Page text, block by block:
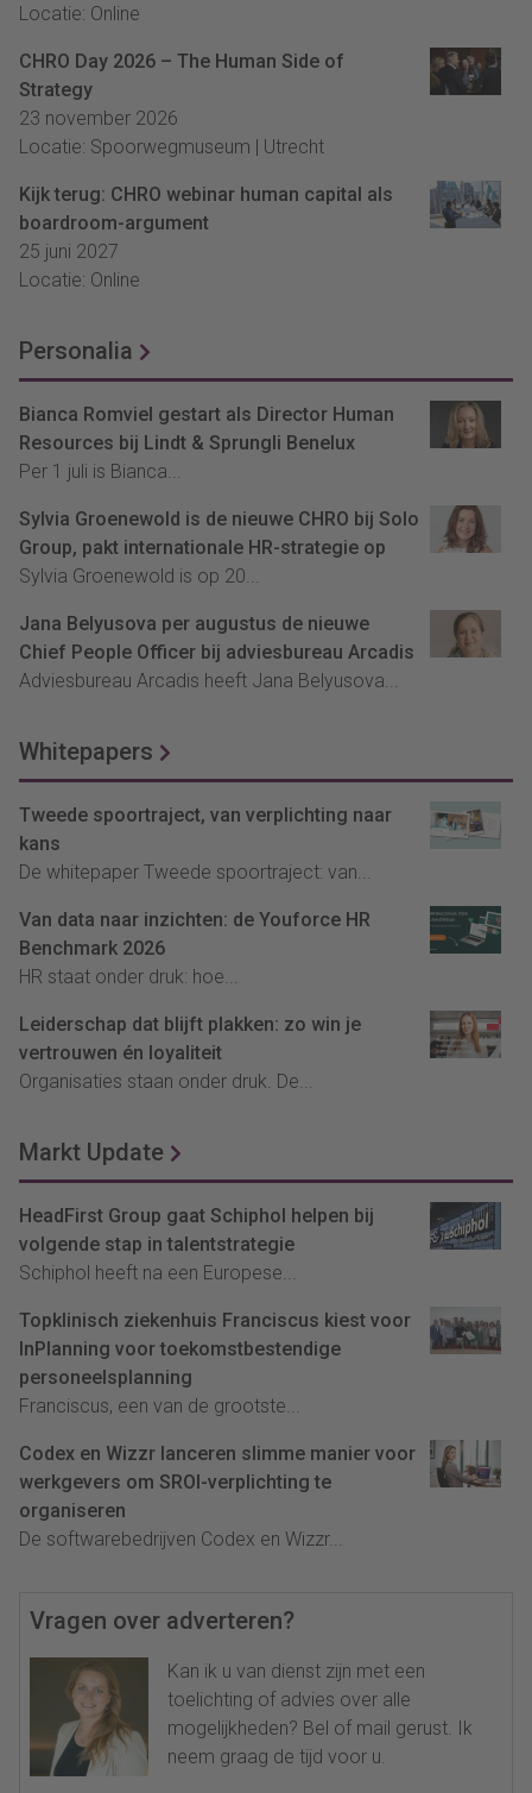
Locatie: Online
CHRO Day 2026 – The Human Side of
Strategy
23 november 2026
Locatie: Spoorwegmuseum | Utrecht
Kijk terug: CHRO webinar human capital als
boardroom-argument
25 juni 2027
Locatie: Online
Personalia
Bianca Romviel gestart als Director Human
Resources bij Lindt & Sprungli Benelux
Per 1 juli is Bianca...
Sylvia Groenewold is de nieuwe CHRO bij Solo
Group, pakt internationale HR-strategie op
Sylvia Groenewold is op 20...
Jana Belyusova per augustus de nieuwe
Chief People Officer bij adviesbureau Arcadis
Adviesbureau Arcadis heeft Jana Belyusova...
Whitepapers
Tweede spoortraject, van verplichting naar
kans
De whitepaper Tweede spoortraject: van...
Van data naar inzichten: de Youforce HR
Benchmark 2026
HR staat onder druk: hoe...
Leiderschap dat blijft plakken: zo win je
vertrouwen én loyaliteit
Organisaties staan onder druk. De...
Markt Update
HeadFirst Group gaat Schiphol helpen bij
volgende stap in talentstrategie
Schiphol heeft na een Europese...
Topklinisch ziekenhuis Franciscus kiest voor
InPlanning voor toekomstbestendige
personeelsplanning
Franciscus, een van de grootste...
Codex en Wizzr lanceren slimme manier voor
werkgevers om SROI-verplichting te
organiseren
De softwarebedrijven Codex en Wizzr...
Vragen over adverteren?
Kan ik u van dienst zijn met een
toelichting of advies over alle
mogelijkheden? Bel of mail gerust. Ik
neem graag de tijd voor u.